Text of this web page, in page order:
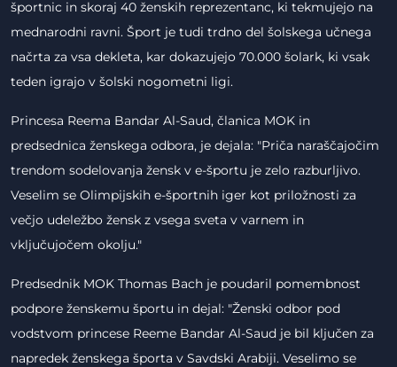
športnic in skoraj 40 ženskih reprezentanc, ki tekmujejo na
mednarodni ravni. Šport je tudi trdno del šolskega učnega
načrta za vsa dekleta, kar dokazujejo 70.000 šolark, ki vsak
teden igrajo v šolski nogometni ligi.
Princesa Reema Bandar Al-Saud, članica MOK in
predsednica ženskega odbora, je dejala: "Priča naraščajočim
trendom sodelovanja žensk v e-športu je zelo razburljivo.
Veselim se Olimpijskih e-športnih iger kot priložnosti za
večjo udeležbo žensk z vsega sveta v varnem in
vključujočem okolju."
Predsednik MOK Thomas Bach je poudaril pomembnost
podpore ženskemu športu in dejal: "Ženski odbor pod
vodstvom princese Reeme Bandar Al-Saud je bil ključen za
napredek ženskega športa v Savdski Arabiji. Veselimo se